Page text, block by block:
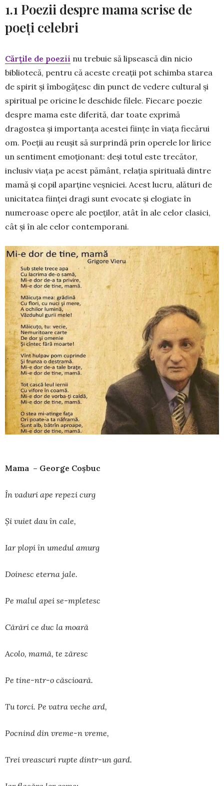
1.1 Poezii despre mama scrise de
poeți celebri
Cărțile de poezii nu trebuie să lipsească din nicio
bibliotecă, pentru că aceste creații pot schimba starea
de spirit și îmbogățesc din punct de vedere cultural și
spiritual pe oricine le deschide filele. Fiecare poezie
despre mama este diferită, dar toate exprimă
dragostea și importanța acestei ființe în viața fiecărui
om. Poeții au reușit să surprindă prin operele lor lirice
un sentiment emoționant: deși totul este trecător,
inclusiv viața pe acest pământ, relația spirituală dintre
mamă și copil aparține veșniciei. Acest lucru, alături de
unicitatea ființei dragi sunt evocate și elogiate în
numeroase opere ale poeților, atât în ale celor clasici,
cât și în ale celor contemporani.
Mama – George Coșbuc
În vaduri ape repezi curg
Şi vuiet dau în cale,
Iar plopi în umedul amurg
Doinesc eterna jale.
Pe malul apei se-mpletesc
Cărări ce duc la moară
Acolo, mamă, te zăresc
Pe tine-ntr-o căscioară.
Tu torci. Pe vatra veche ard,
Pocnind din vreme-n vreme,
Trei vreascuri rupte dintr-un gard.